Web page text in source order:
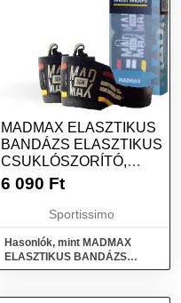
MADMAX ELASZTIKUS
BANDÁZS ELASZTIKUS
CSUKLÓSZORÍTÓ,
FEKETE, MÉRET
6 090 Ft
Sportissimo
Hasonlók, mint MADMAX
ELASZTIKUS BANDÁZS
Elasztikus csuklószorító,